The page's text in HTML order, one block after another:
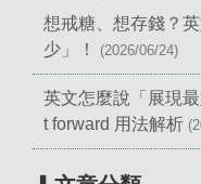
想戒糖、想存錢？
少」！
(2026/06/24)
英文怎麼說「展現
t forward 用法解析